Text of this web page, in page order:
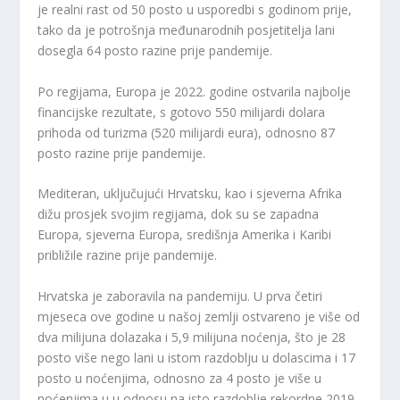
je realni rast od 50 posto u usporedbi s godinom prije,
tako da je potrošnja međunarodnih posjetitelja lani
dosegla 64 posto razine prije pandemije.
Po regijama, Europa je 2022. godine ostvarila najbolje
financijske rezultate, s gotovo 550 milijardi dolara
prihoda od turizma (520 milijardi eura), odnosno 87
posto razine prije pandemije.
Mediteran, uključujući Hrvatsku, kao i sjeverna Afrika
dižu prosjek svojim regijama, dok su se zapadna
Europa, sjeverna Europa, središnja Amerika i Karibi
približile razine prije pandemije.
Hrvatska je zaboravila na pandemiju. U prva četiri
mjeseca ove godine u našoj zemlji ostvareno je više od
dva milijuna dolazaka i 5,9 milijuna noćenja, što je 28
posto više nego lani u istom razdoblju u dolascima i 17
posto u noćenjima, odnosno za 4 posto je više u